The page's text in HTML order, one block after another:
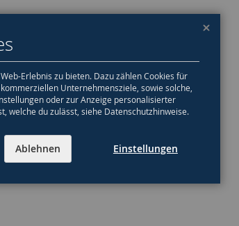
Erlebnis zu bieten. Dazu zählen Cookies für
Unternehmensziele, sowie solche,
oder zur Anzeige personalisierter
welche du zulässt, siehe Datenschutzhinweise.
Ablehnen Einstellungen